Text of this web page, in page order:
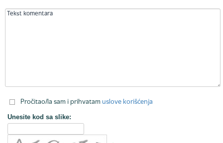
Pročitao/la sam i prihvatam uslove korišćenja
Unesite kod sa slike: